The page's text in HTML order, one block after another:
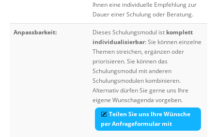
Ihnen eine individuelle Empfehlung zur
Dauer einer Schulung oder Beratung.
Anpassbarkeit: Dieses Schulungsmodul ist komplett
individualisierbar: Sie können einzelne
Themen streichen, ergänzen oder
priorisieren. Sie können das
Schulungsmodul mit anderen
Schulungsmodulen kombinieren.
Alternativ dürfen Sie gerne uns Ihre
eigene Wunschagenda vorgeben.
Teilen Sie uns Ihre Wünsche
per Anfrageformular mit